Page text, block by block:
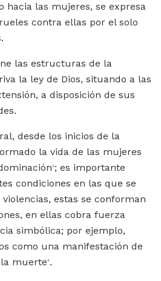
hacia las mujeres, se expresa
contra ellas por el solo
las estructuras de la
la ley de Dios, situando a las
a disposición de sus
desde los inicios de la
la vida de las mujeres
3; es importante
condiciones en las que se
estas se conforman
en ellas cobra fuerza
simbólica; por ejemplo,
como una manifestación de
muerte4.